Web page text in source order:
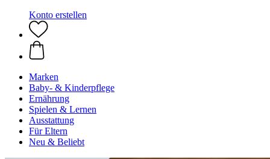
Konto erstellen
Marken
Baby- & Kinderpflege
Ernährung
Spielen & Lernen
Ausstattung
Für Eltern
Neu & Beliebt